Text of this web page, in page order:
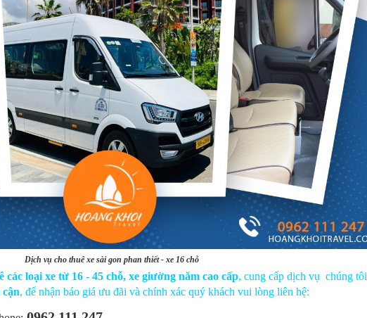
Dịch vụ cho thuê xe sài gon phan thiết - xe 16 chỗ
các loại xe từ 16 - 45 chỗ, xe giường năm cao cấp, cung cấp dịch vụ chúng tôi
, để nhận báo giá ưu đãi và chính xác quý khách vui lòng liên hệ: